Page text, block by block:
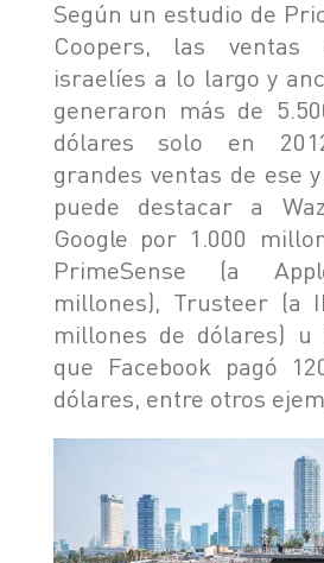
Según un estudio de
Coopers, las ventas
israelíes a lo largo y
generaron más de
dólares solo en
grandes ventas de ese
puede destacar a
Google por 1.000
PrimeSense (a
millones), Trusteer (a
millones de dólares) u
que Facebook pagó
dólares, entre otros